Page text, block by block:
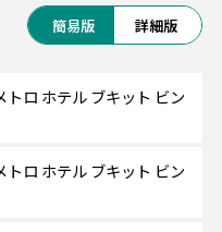
近代都市 クアラルンプール
ピングや一流ホテルがお
簡易版 詳細版
トロ ホテル ブキット ビン
トロ ホテル ブキット ビン